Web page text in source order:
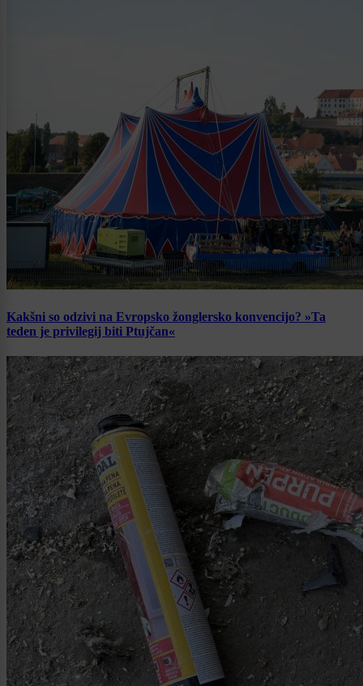
Kakšni so odzivi na Evropsko žonglersko konvencijo? »Ta
teden je privilegij biti Ptujčan«